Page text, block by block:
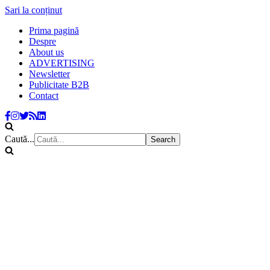
Sari la conținut
Prima pagină
Despre
About us
ADVERTISING
Newsletter
Publicitate B2B
Contact
Caută...